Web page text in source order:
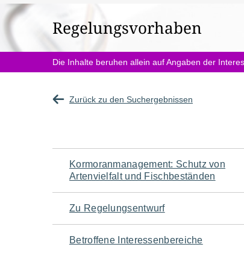
befinden
sich
hier:
Regelungsvorhaben
Die Inhalte beruhen allein auf Angaben der
Zurück zu den Suchergebnissen
Navigation
für
den
Kormoranmanagement: Schutz von
Artenvielfalt und Fischbeständen
Zu Regelungsentwurf
Betroffene Interessenbereiche